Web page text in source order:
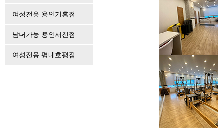
여성전용 용인기흥점
남녀가능 용인서천점
여성전용 평내호평점